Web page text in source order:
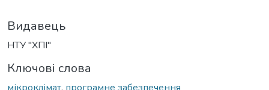
Видавець
НТУ "ХПІ"
Ключові слова